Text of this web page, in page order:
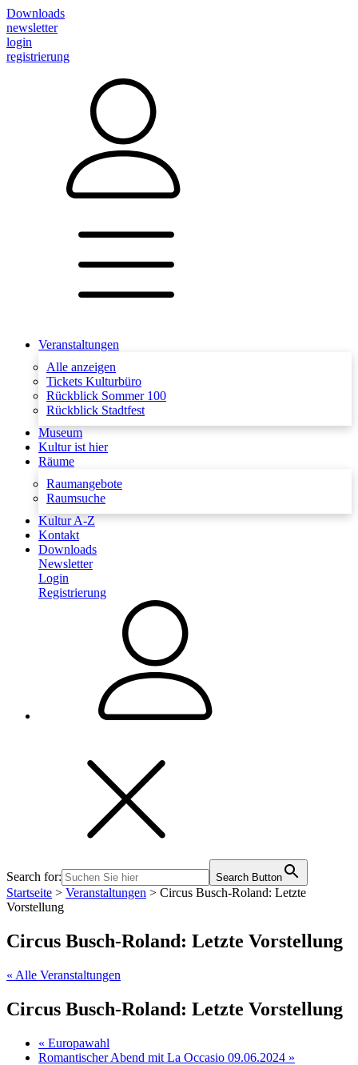
Downloads
newsletter
login
registrierung
Veranstaltungen
Alle anzeigen
Tickets Kulturbüro
Rückblick Sommer 100
Rückblick Stadtfest
Museum
Kultur ist hier
Räume
Raumangebote
Raumsuche
Kultur A-Z
Kontakt
Downloads
Newsletter
Login
Registrierung
Search for: Search Button
Startseite > Veranstaltungen > Circus Busch-Roland: Letzte
Vorstellung
Circus Busch-Roland: Letzte Vorstellung
« Alle Veranstaltungen
Circus Busch-Roland: Letzte Vorstellung
« Europawahl
Romantischer Abend mit La Occasio 09.06.2024 »